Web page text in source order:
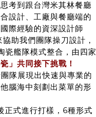
考到跟台灣米其林餐廳
設計、工廠與餐廳端的
際經驗的資深設計師
助我們團隊操刀設計，
瓷艦隊模式整合，由四家
」共同接下挑戰！
隊展現出快速與專業的
腦海中刻劃出菜單的形
式進行打樣，6種形式